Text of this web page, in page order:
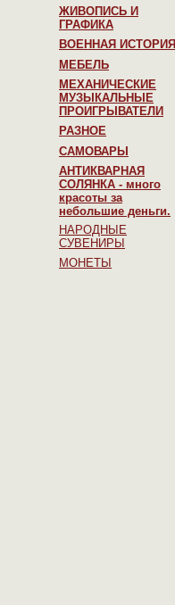
ЖИВОПИСЬ И
ГРАФИКА
ВОЕННАЯ ИСТОРИЯ
МЕБЕЛЬ
МЕХАНИЧЕСКИЕ
МУЗЫКАЛЬНЫЕ
ПРОИГРЫВАТЕЛИ
РАЗНОЕ
САМОВАРЫ
АНТИКВАРНАЯ
СОЛЯНКА - много
красоты за
небольшие деньги.
НАРОДНЫЕ
СУВЕНИРЫ
МОНЕТЫ